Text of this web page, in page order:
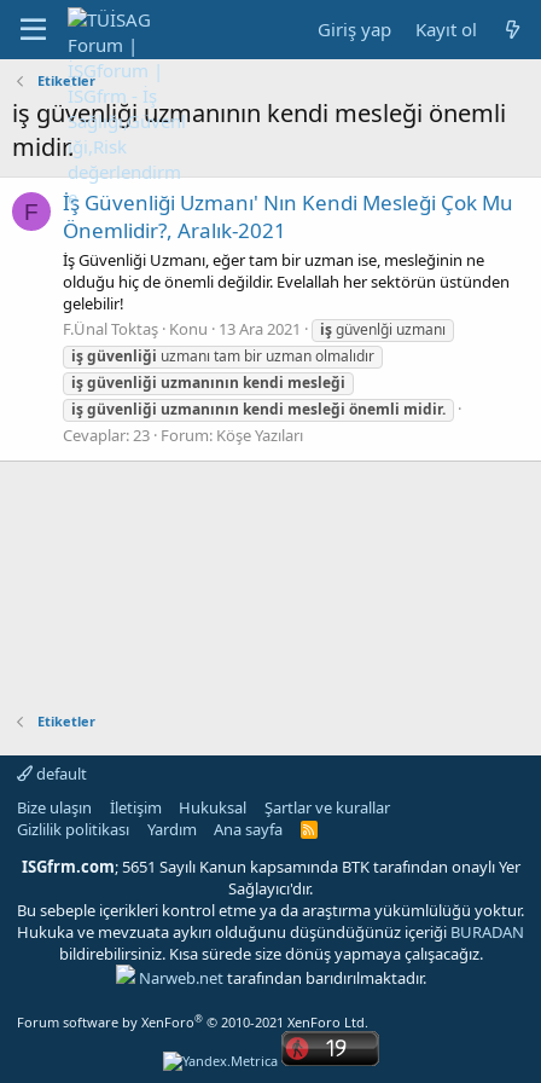
Giriş yap Kayıt ol
Etiketler
iş güvenliği uzmanının kendi mesleği önemli
midir.
F
İş Güvenliği Uzmanı' Nın Kendi Mesleği Çok Mu
Önemlidir?, Aralık-2021
İş Güvenliği Uzmanı, eğer tam bir uzman ise, mesleğinin ne
olduğu hiç de önemli değildir. Evelallah her sektörün üstünden
gelebilir!
F.Ünal Toktaş Konu 13 Ara 2021 işgüvenlği uzmanı
işgüvenliği uzmanı tam bir uzman olmalıdır
işgüvenliği uzmanının kendi mesleği
işgüvenliği uzmanının kendi mesleği önemli midir.
Cevaplar: 23 Forum: Köşe Yazıları
Etiketler
default
Bize ulaşın
İletişim Hukuksal
Şartlar ve kurallar
Gizlilik politikası
Yardım Ana sayfa
R
S
ISGfrm.com; 5651 Sayılı Kanun kapsamında BTK tarafından onaylı Yer
Sağlayıcı'dır.
Bu sebeple içerikleri kontrol etme ya da araştırma yükümlülüğü yoktur.
Hukuka ve mevzuata aykırı olduğunu düşündüğünüz içeriği BURADAN
bildirebilirsiniz. Kısa sürede size dönüş yapmaya çalışacağız.
Narweb.nettarafından barıdırılmaktadır.
Forum software by XenForo® © 2010-2021 XenForo Ltd.